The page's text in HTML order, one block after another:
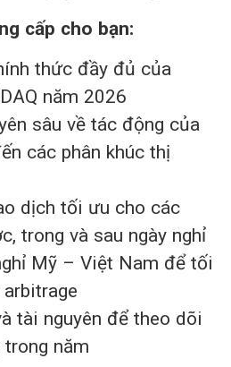
cấp cho bạn:
thức đầy đủ của
năm 2026
sâu về tác động của
các phân khúc thị
dịch tối ưu cho các
trong và sau ngày nghỉ
Mỹ – Việt Nam để tối
tài nguyên để theo dõi
trong năm